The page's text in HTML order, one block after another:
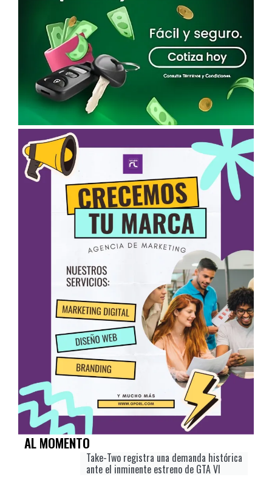
AL MOMENTO
Take-Two registra una demanda histórica
ante el inminente estreno de GTA VI